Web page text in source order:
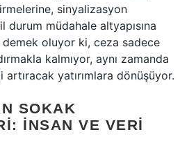
sinyalizasyon
durum müdahale altyapısına
demek oluyor ki, ceza sadece
kalmıyor, aynı zamanda
yatırımlara dönüşüyor.
SOKAK
İNSAN VE VERI